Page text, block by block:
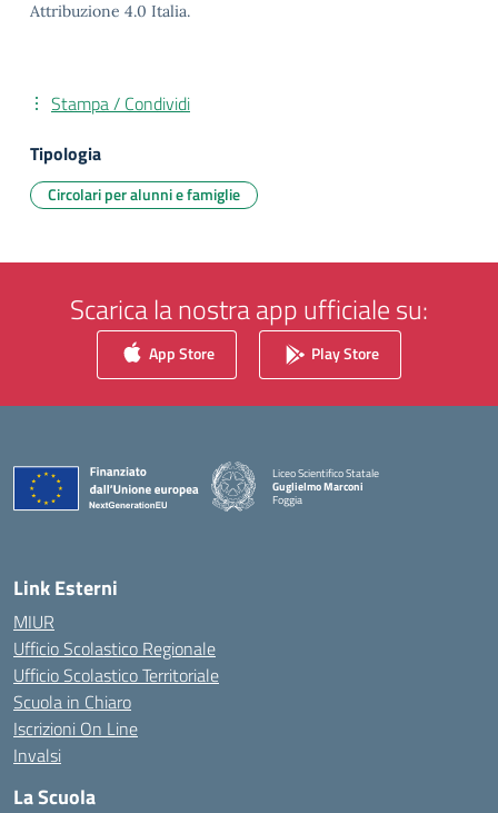
Attribuzione 4.0 Italia.
Stampa / Condividi
Tipologia
Circolari per alunni e famiglie
Scarica la nostra app ufficiale su:
App Store Play Store
Liceo Scientifico Statale
Guglielmo Marconi
Foggia
— Visita la pagina iniziale della scuola
Link Esterni
MIUR
Ufficio Scolastico Regionale
Ufficio Scolastico Territoriale
Scuola in Chiaro
Iscrizioni On Line
Invalsi
La Scuola